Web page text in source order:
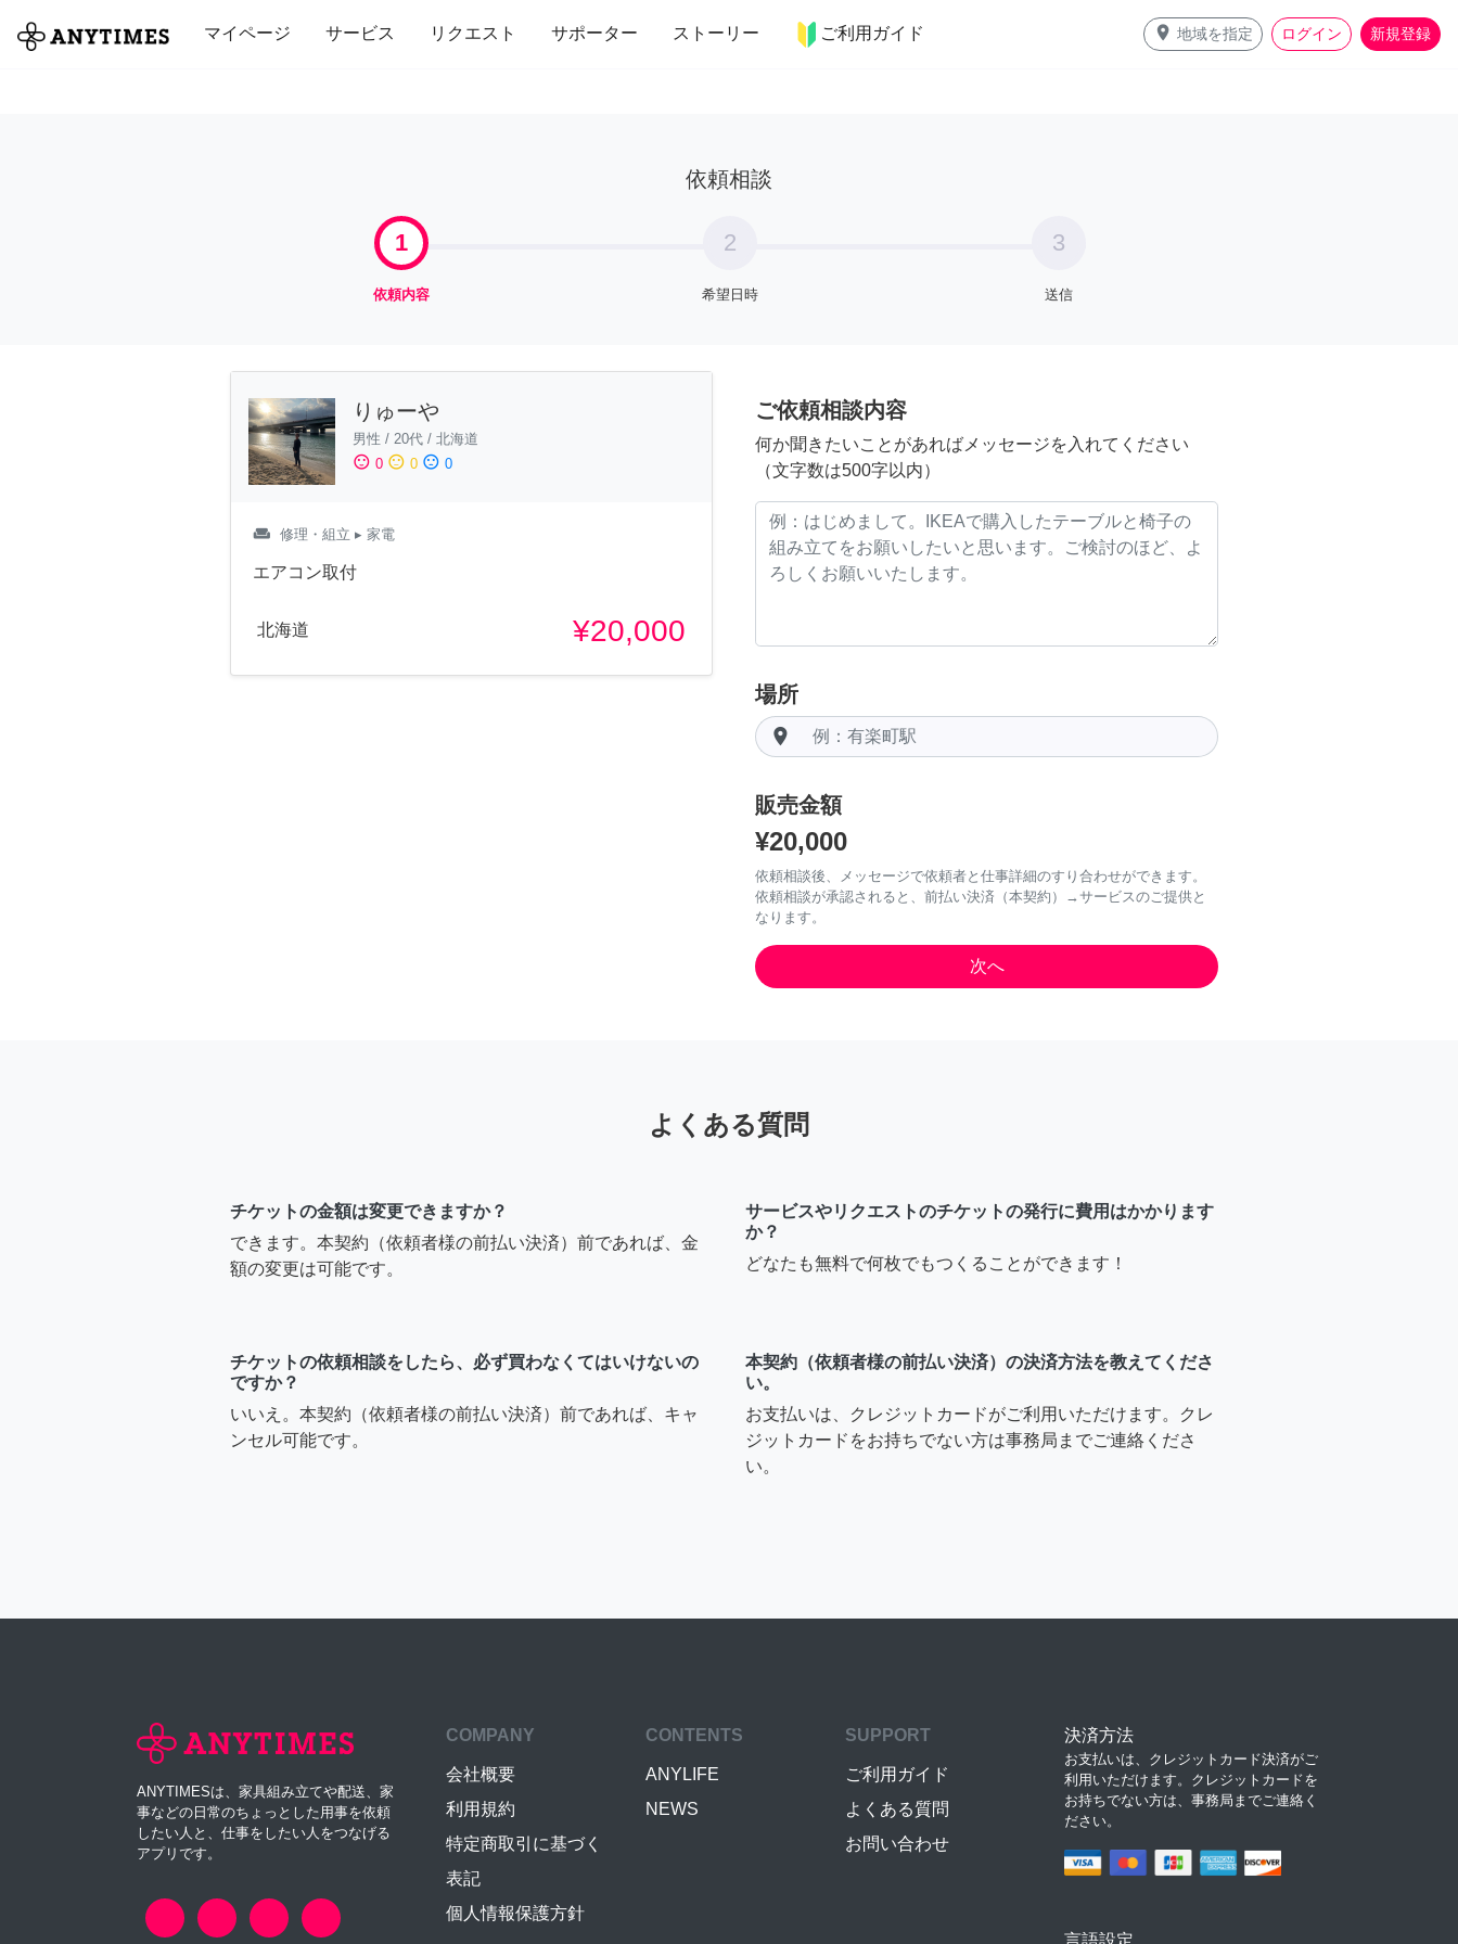
マイページ サービス リクエスト サポーター ストーリー ご利用ガイド place 地域を指定 ログイン 新規登録
全て 修理・組立 家事 引っ越し インテリア 趣味・習い事 ペット 料理
依頼相談
1
依頼内容
2
希望日時
3
送信
りゅーや
男性 / 20代 / 北海道
sentiment_satisfied 0 sentiment_neutral 0 sentiment_dissatisfied 0
weekend 修理・組立 ▸ 家電
エアコン取付
北海道 ¥20,000
ご依頼相談内容
何か聞きたいことがあればメッセージを入れてください
（文字数は500字以内）
場所
room
販売金額
¥20,000
依頼相談後、メッセージで依頼者と仕事詳細のすり合わせができます。
依頼相談が承認されると、前払い決済（本契約）→サービスのご提供と
なります。
よくある質問
チケットの金額は変更できますか？
できます。本契約（依頼者様の前払い決済）前であれば、金
額の変更は可能です。
サービスやリクエストのチケットの発行に費用はかかります
か？
どなたも無料で何枚でもつくることができます！
チケットの依頼相談をしたら、必ず買わなくてはいけないの
ですか？
いいえ。本契約（依頼者様の前払い決済）前であれば、キャ
ンセル可能です。
本契約（依頼者様の前払い決済）の決済方法を教えてくださ
い。
お支払いは、クレジットカードがご利用いただけます。クレ
ジットカードをお持ちでない方は事務局までご連絡くださ
い。
ANYTIMESは、家具組み立てや配送、家
事などの日常のちょっとした用事を依頼
したい人と、仕事をしたい人をつなげる
アプリです。
COMPANY
会社概要
利用規約
特定商取引に基づく
表記
個人情報保護方針
CONTENTS
ANYLIFE
NEWS
SUPPORT
ご利用ガイド
よくある質問
お問い合わせ
決済方法
お支払いは、クレジットカード決済がご
利用いただけます。クレジットカードを
お持ちでない方は、事務局までご連絡く
ださい。
言語設定